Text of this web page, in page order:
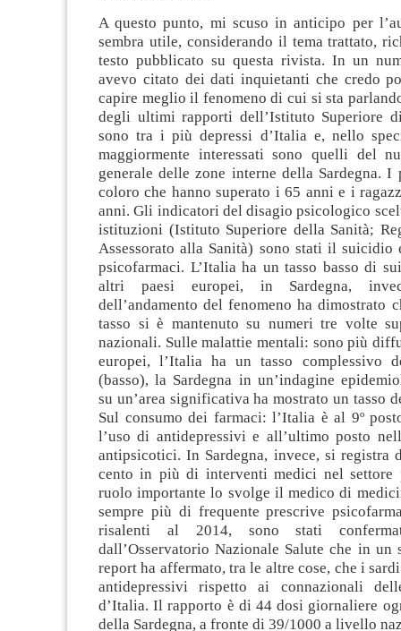
A questo punto, mi scuso in anticipo per
sembra utile, considerando il tema trattato,
testo pubblicato su questa rivista. In un
avevo citato dei dati inquietanti che credo
capire meglio il fenomeno di cui si sta
degli ultimi rapporti dell’Istituto Superiore
sono tra i più depressi d’Italia e, nello
maggiormente interessati sono quelli del
generale delle zone interne della Sardegna.
coloro che hanno superato i 65 anni e i
anni. Gli indicatori del disagio psicologico
istituzioni (Istituto Superiore della Sanità;
Assessorato alla Sanità) sono stati il
psicofarmaci. L’Italia ha un tasso basso di
altri paesi europei, in Sardegna,
dell’andamento del fenomeno ha dimostrato
tasso si è mantenuto su numeri tre volte
nazionali. Sulle malattie mentali: sono più
europei, l’Italia ha un tasso complessivo
(basso), la Sardegna in un’indagine
su un’area significativa ha mostrato un tasso
Sul consumo dei farmaci: l’Italia è al 9º
l’uso di antidepressivi e all’ultimo posto
antipsicotici. In Sardegna, invece, si registra
cento in più di interventi medici nel settore
ruolo importante lo svolge il medico di
sempre più di frequente prescrive
risalenti al 2014, sono stati
dall’Osservatorio Nazionale Salute che in un
report ha affermato, tra le altre cose, che i
antidepressivi rispetto ai connazionali
d’Italia. Il rapporto è di 44 dosi giornaliere
della Sardegna, a fronte di 39/1000 a livello